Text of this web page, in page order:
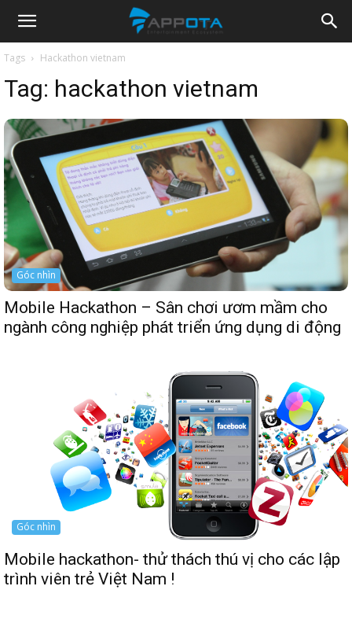
Appota
News
Tags Hackathon vietnam
Tag: hackathon vietnam
Góc nhìn
Mobile Hackathon – Sân chơi ươm mầm cho
ngành công nghiệp phát triển ứng dụng di động
Góc nhìn
Mobile hackathon- thử thách thú vị cho các lập
trình viên trẻ Việt Nam !